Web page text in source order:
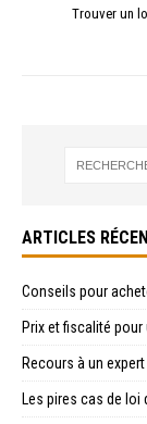
Trouver un
ARTICLES
Conseils pour
Prix et fiscalité
Recours à un
Les pires cas de loi